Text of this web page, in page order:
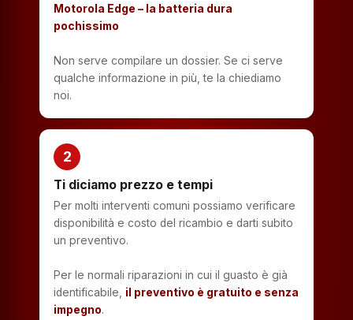
Motorola Edge – la batteria dura
pochissimo
Non serve compilare un dossier. Se ci serve
qualche informazione in più, te la chiediamo
noi.
2
Ti diciamo prezzo e tempi
Per molti interventi comuni possiamo verificare
disponibilità e costo del ricambio e darti subito
un preventivo.
Per le normali riparazioni in cui il guasto è già
identificabile, il preventivo è gratuito e senza
impegno.